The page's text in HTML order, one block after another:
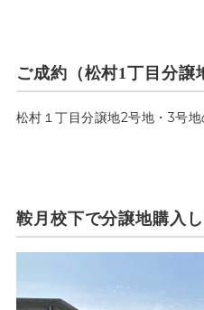
ご成約（松村1丁目分譲
松村１丁目分譲地2号地・3号
鞍月校下で分譲地購入し